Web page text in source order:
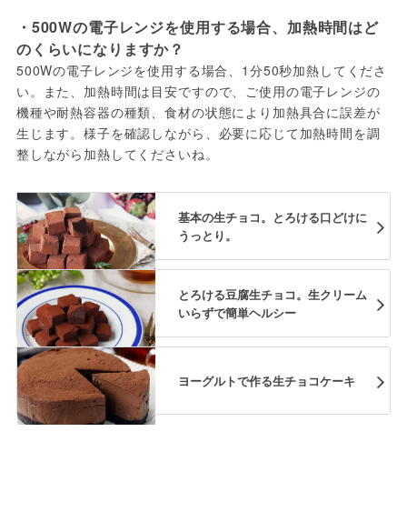
・500Wの電子レンジを使用する場合、加熱時間はど
のくらいになりますか？
500Wの電子レンジを使用する場合、1分50秒加熱してくださ
い。また、加熱時間は目安ですので、ご使用の電子レンジの
機種や耐熱容器の種類、食材の状態により加熱具合に誤差が
生じます。様子を確認しながら、必要に応じて加熱時間を調
整しながら加熱してくださいね。
基本の生チョコ。とろける口どけに
うっとり。
とろける豆腐生チョコ。生クリーム
いらずで簡単ヘルシー
ヨーグルトで作る生チョコケーキ